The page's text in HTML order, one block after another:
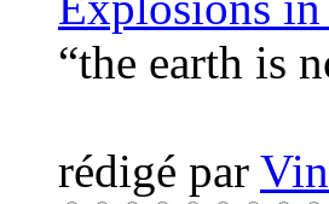
“the earth is
rédigé par